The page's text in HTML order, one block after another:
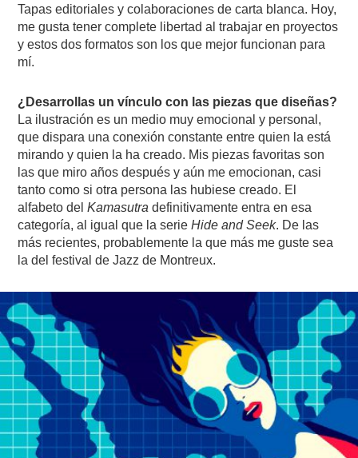
Tapas editoriales y colaboraciones de carta blanca. Hoy,
me gusta tener complete libertad al trabajar en proyectos
y estos dos formatos son los que mejor funcionan para
mí.
¿Desarrollas un vínculo con las piezas que diseñas?
La ilustración es un medio muy emocional y personal,
que dispara una conexión constante entre quien la está
mirando y quien la ha creado. Mis piezas favoritas son
las que miro años después y aún me emocionan, casi
tanto como si otra persona las hubiese creado. El
alfabeto delKamasutra definitivamente entra en esa
categoría, al igual que la serieHide and Seek. De las
más recientes, probablemente la que más me guste sea
la del festival de Jazz de Montreux.